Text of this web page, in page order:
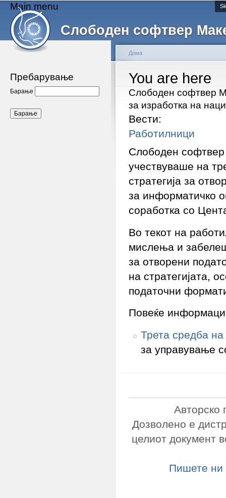
Слободен софтвер
Main menu
Пребарување
Барање
You are here
Дома
Слободен софтвер
за изработка на
Вести:
Работилници
Слободен софтвер
учествуваше на
стратегија за
за информатичко
соработка со
Во текот на
мислења и
за отворени
на стратегијата,
податочни
Повеќе
Трета средба
за управување
Авторско
Дозволено е
целиот документ
Пишете ни